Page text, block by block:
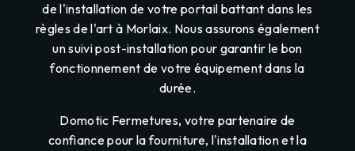
de l'installation de votre portail battant dans les
règles de l'art à Morlaix. Nous assurons également
un suivi post-installation pour garantir le bon
fonctionnement de votre équipement dans la
durée.
Domotic Fermetures, votre partenaire de
confiance pour la fourniture, l'installation et la